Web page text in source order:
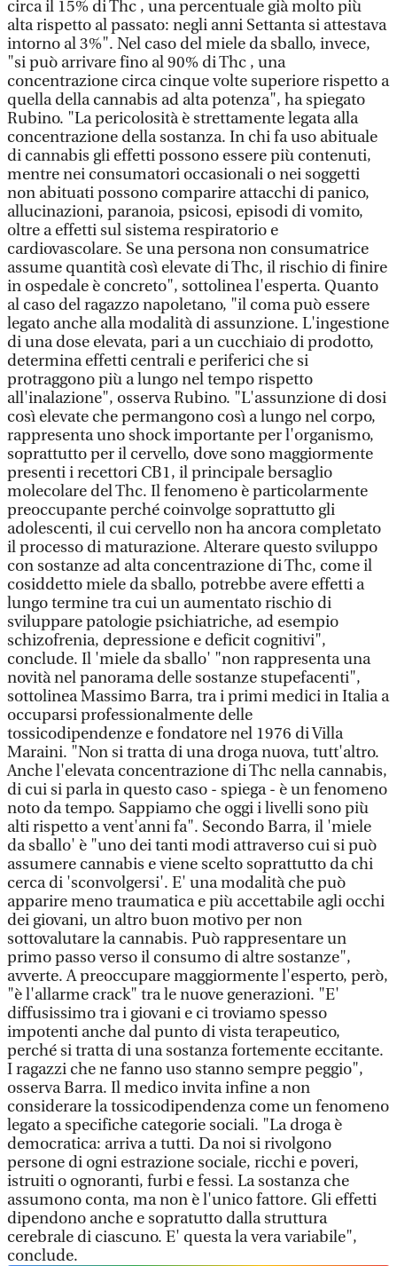
circa il 15% di Thc , una percentuale già molto più
alta rispetto al passato: negli anni Settanta si attestava
intorno al 3%". Nel caso del miele da sballo, invece,
"si può arrivare fino al 90% di Thc , una
concentrazione circa cinque volte superiore rispetto a
quella della cannabis ad alta potenza", ha spiegato
Rubino. "La pericolosità è strettamente legata alla
concentrazione della sostanza. In chi fa uso abituale
di cannabis gli effetti possono essere più contenuti,
mentre nei consumatori occasionali o nei soggetti
non abituati possono comparire attacchi di panico,
allucinazioni, paranoia, psicosi, episodi di vomito,
oltre a effetti sul sistema respiratorio e
cardiovascolare. Se una persona non consumatrice
assume quantità così elevate di Thc, il rischio di finire
in ospedale è concreto", sottolinea l'esperta. Quanto
al caso del ragazzo napoletano, "il coma può essere
legato anche alla modalità di assunzione. L'ingestione
di una dose elevata, pari a un cucchiaio di prodotto,
determina effetti centrali e periferici che si
protraggono più a lungo nel tempo rispetto
all'inalazione", osserva Rubino. "L'assunzione di dosi
così elevate che permangono così a lungo nel corpo,
rappresenta uno shock importante per l'organismo,
soprattutto per il cervello, dove sono maggiormente
presenti i recettori CB1, il principale bersaglio
molecolare del Thc. Il fenomeno è particolarmente
preoccupante perché coinvolge soprattutto gli
adolescenti, il cui cervello non ha ancora completato
il processo di maturazione. Alterare questo sviluppo
con sostanze ad alta concentrazione di Thc, come il
cosiddetto miele da sballo, potrebbe avere effetti a
lungo termine tra cui un aumentato rischio di
sviluppare patologie psichiatriche, ad esempio
schizofrenia, depressione e deficit cognitivi",
conclude. Il 'miele da sballo' "non rappresenta una
novità nel panorama delle sostanze stupefacenti",
sottolinea Massimo Barra, tra i primi medici in Italia a
occuparsi professionalmente delle
tossicodipendenze e fondatore nel 1976 di Villa
Maraini. "Non si tratta di una droga nuova, tutt'altro.
Anche l'elevata concentrazione di Thc nella cannabis,
di cui si parla in questo caso - spiega - è un fenomeno
noto da tempo. Sappiamo che oggi i livelli sono più
alti rispetto a vent'anni fa". Secondo Barra, il 'miele
da sballo' è "uno dei tanti modi attraverso cui si può
assumere cannabis e viene scelto soprattutto da chi
cerca di 'sconvolgersi'. E' una modalità che può
apparire meno traumatica e più accettabile agli occhi
dei giovani, un altro buon motivo per non
sottovalutare la cannabis. Può rappresentare un
primo passo verso il consumo di altre sostanze",
avverte. A preoccupare maggiormente l'esperto, però,
"è l'allarme crack" tra le nuove generazioni. "E'
diffusissimo tra i giovani e ci troviamo spesso
impotenti anche dal punto di vista terapeutico,
perché si tratta di una sostanza fortemente eccitante.
I ragazzi che ne fanno uso stanno sempre peggio",
osserva Barra. Il medico invita infine a non
considerare la tossicodipendenza come un fenomeno
legato a specifiche categorie sociali. "La droga è
democratica: arriva a tutti. Da noi si rivolgono
persone di ogni estrazione sociale, ricchi e poveri,
istruiti o ognoranti, furbi e fessi. La sostanza che
assumono conta, ma non è l'unico fattore. Gli effetti
dipendono anche e sopratutto dalla struttura
cerebrale di ciascuno. E' questa la vera variabile",
conclude.